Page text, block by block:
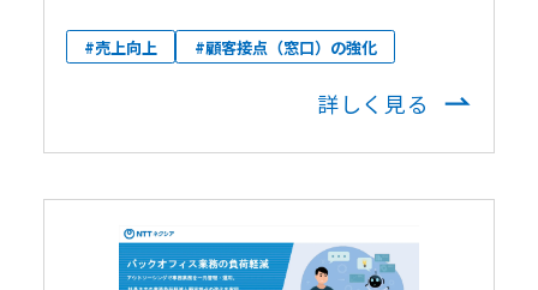
#売上向上 #顧客接点（窓口）の強化
詳しく見る